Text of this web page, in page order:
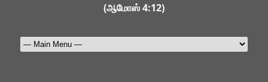
(ஆமோஸ் 4:12)